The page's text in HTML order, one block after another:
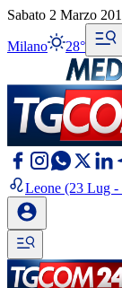
Sabato 2 Marzo
Milano 28°
Leone (23 Lug -